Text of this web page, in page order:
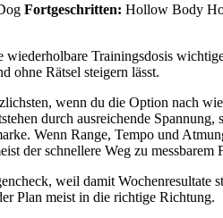
Fortgeschritten: Hollow Body
Trainingsdosis
ohne Rätsel steigern lässt.
wenn du die Option nach
durch ausreichende
Wenn Range, Tempo und
der schnellere Weg zu messbarem
weil damit Wochenresultate
Plan meist in die richtige Richtung.